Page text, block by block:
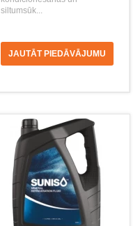
siltumsūk...
JAUTĀT PIEDĀVĀJUMU